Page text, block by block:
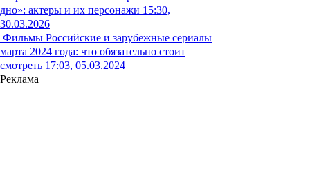
дно»: актеры и их персонажи 15:30,
30.03.2026
Фильмы Российские и зарубежные сериалы
марта 2024 года: что обязательно стоит
смотреть 17:03, 05.03.2024
Реклама